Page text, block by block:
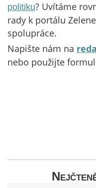
politiku? Uvítáme
rady k portálu
spolupráce.
Napište nám na
nebo použijte